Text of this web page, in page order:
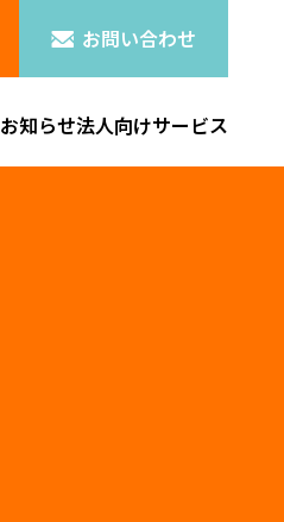
お問い合わせ
お知らせ法人向けサービス